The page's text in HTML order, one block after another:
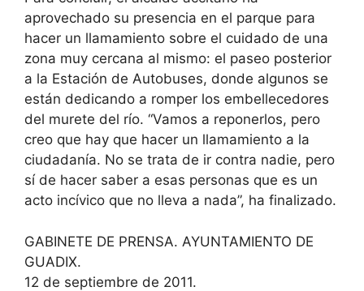
aprovechado su presencia en el parque para
hacer un llamamiento sobre el cuidado de una
zona muy cercana al mismo: el paseo posterior
a la Estación de Autobuses, donde algunos se
están dedicando a romper los embellecedores
del murete del río. “Vamos a reponerlos, pero
creo que hay que hacer un llamamiento a la
ciudadanía. No se trata de ir contra nadie, pero
sí de hacer saber a esas personas que es un
acto incívico que no lleva a nada”, ha finalizado.
GABINETE DE PRENSA. AYUNTAMIENTO DE
GUADIX.
12 de septiembre de 2011.